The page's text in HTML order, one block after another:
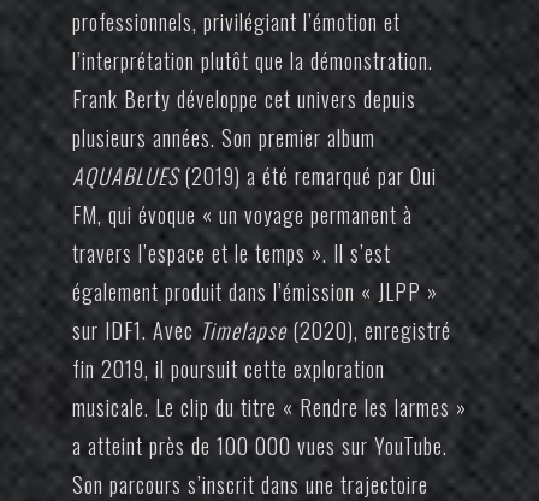
professionnels, privilégiant l’émotion et
l’interprétation plutôt que la démonstration.
Frank Berty développe cet univers depuis
plusieurs années. Son premier album
AQUABLUES(2019) a été remarqué par Oui
FM, qui évoque « un voyage permanent à
travers l’espace et le temps ». Il s’est
également produit dans l’émission « JLPP »
sur IDF1. AvecTimelapse(2020), enregistré
fin 2019, il poursuit cette exploration
musicale. Le clip du titre « Rendre les larmes »
a atteint près de 100 000 vues sur YouTube.
Son parcours s’inscrit dans une trajectoire